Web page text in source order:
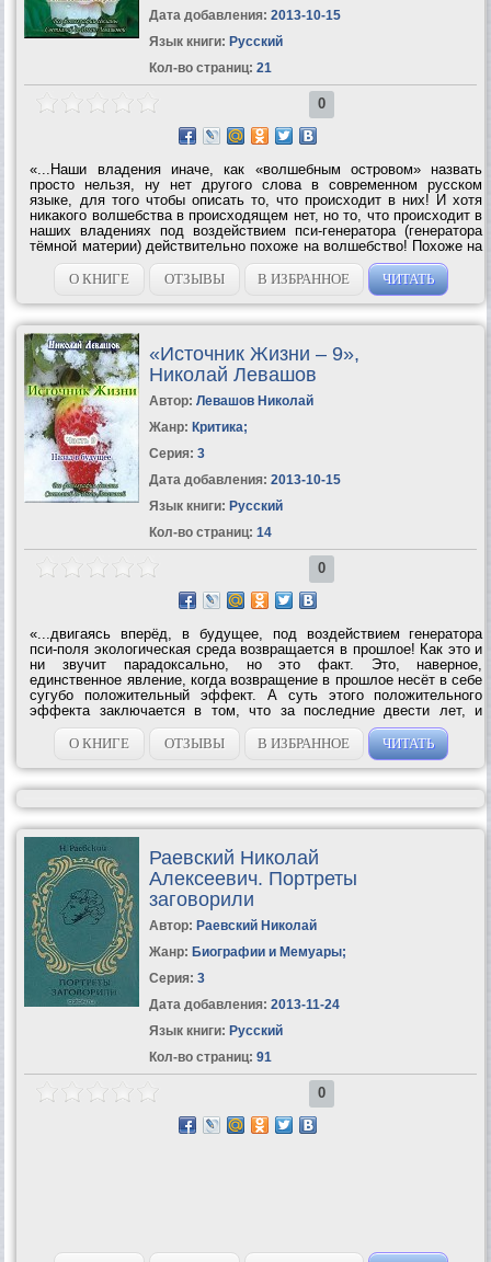
Дата добавления: 2013-10-15
Язык книги: Русский
Кол-во страниц: 21
0
«...Наши владения иначе, как «волшебным островом» назвать
просто нельзя, ну нет другого слова в современном русском
языке, для того чтобы описать то, что происходит в них! И хотя
никакого волшебства в происходящем нет, но то, что происходит в
наших владениях под воздействием пси-генератора (генератора
тёмной материи) действительно похоже на волшебство! Похоже на
волшебство, если сравнивать происходящее в наших владениях с
тем, что...О КНИГЕ ОТЗЫВЫ В ИЗБРАННОЕ ЧИТАТЬ
«Источник Жизни – 9»,
Николай Левашов
Автор: Левашов Николай
Жанр: Критика;
Серия: 3
Дата добавления: 2013-10-15
Язык книги: Русский
Кол-во страниц: 14
0
«...двигаясь вперёд, в будущее, под воздействием генератора
пси-поля экологическая среда возвращается в прошлое! Как это и
ни звучит парадоксально, но это факт. Это, наверное,
единственное явление, когда возвращение в прошлое несёт в себе
сугубо положительный эффект. А суть этого положительного
эффекта заключается в том, что за последние двести лет, и
особенно за последние сто лет, человек своей «разумной»
деятельностью нанёс...
О КНИГЕ ОТЗЫВЫ В ИЗБРАННОЕ ЧИТАТЬ
Раевский Николай
Алексеевич. Портреты
заговорили
Автор: Раевский Николай
Жанр: Биографии и Мемуары;
Серия: 3
Дата добавления: 2013-11-24
Язык книги: Русский
Кол-во страниц: 91
0